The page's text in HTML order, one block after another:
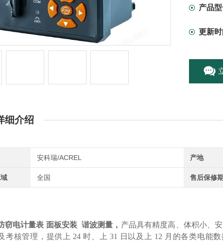
产品型
更新时
细介绍
安科瑞/ACREL 产地
全国 售后保修期
窃电计量表 面板安装 谐波测量， 产品具有精度高、体积小、
考核管理，提供上 24 时、上 31 日以及上 12 月的各类电能